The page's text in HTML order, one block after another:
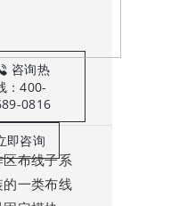
咨询热
：400-
0816
即咨询
布线子系
一类布线